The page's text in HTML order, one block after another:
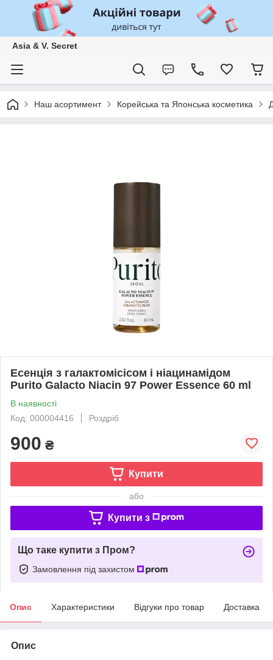
Asia & V. Secret
Наш асортимент Корейська та Японська косметика
Есенція з галактомісісом і ніацинамідом
Purito Galacto Niacin 97 Power Essence 60 ml
В наявності
Код: 000004416
Роздріб
900 ₴
Купити
або
Купити з
Що таке купити з Пром?
Замовлення під захистом
Опис Характеристики Відгуки про товар Доставка
Опис